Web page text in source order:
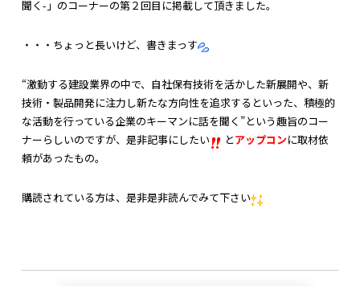
聞く-」のコーナーの第２回目に掲載して頂きました。
・・・ちょっと長いけど、書きまっす
“激動する建設業界の中で、自社保有技術を活かした新展開や、新
技術・製品開発に注力し新たな方向性を追求するといった、積極的
な活動を行っている企業のキーマンに話を聞く”という趣旨のコー
ナーらしいのですが、是非記事にしたい
とアップコンに取材依
頼があったもの。
購読されている方は、是非是非読んでみて下さい